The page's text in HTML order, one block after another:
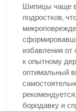
Шипицы чаще
подростков,
избавления от
к опытному
оптимальный
бородавку и